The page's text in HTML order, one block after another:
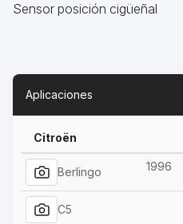
Sensor posición cigüeñal
Aplicaciones
Citroën
Berlingo 1996
C5